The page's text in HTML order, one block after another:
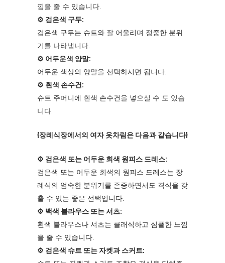
낌을 줄 수 있습니다.
⚙︎ 검은색 구두:
검은색 구두는 슈트와 잘 어울리며 정중한 분위
기를 나타냅니다.
⚙︎ 어두운색 양말:
어두운 색상의 양말을 선택하시면 됩니다.
⚙︎ 흰색 손수건:
슈트 주머니에 흰색 손수건을 넣으실 수 도 있습
니다.
{장례식장에서의 여자 옷차림은 다음과 같습니다}
⚙︎ 검은색 또는 어두운 회색 원피스 드레스:
검은색 또는 어두운 회색의 원피스 드레스는 장
례식의 엄숙한 분위기를 존중하면서도 격식을 갖
출 수 있는 좋은 선택입니다.
⚙︎ 백색 블라우스 또는 셔츠:
흰색 블라우스나 셔츠는 클래식하고 심플한 느낌
을 줄 수 있습니다.
⚙︎ 검은색 슈트 또는 자켓과 스커트: